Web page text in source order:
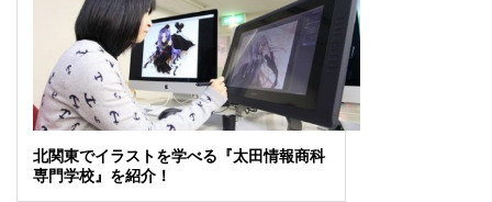
北関東でイラストを学べる『太田情報商科
専門学校』を紹介！